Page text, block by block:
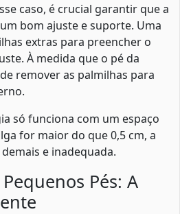
caso, é crucial garantir que a
bom ajuste e suporte. Uma
extras para preencher o
À medida que o pé da
remover as palmilhas para
só funciona com um espaço
for maior do que 0,5 cm, a
e inadequada.
Pés: A